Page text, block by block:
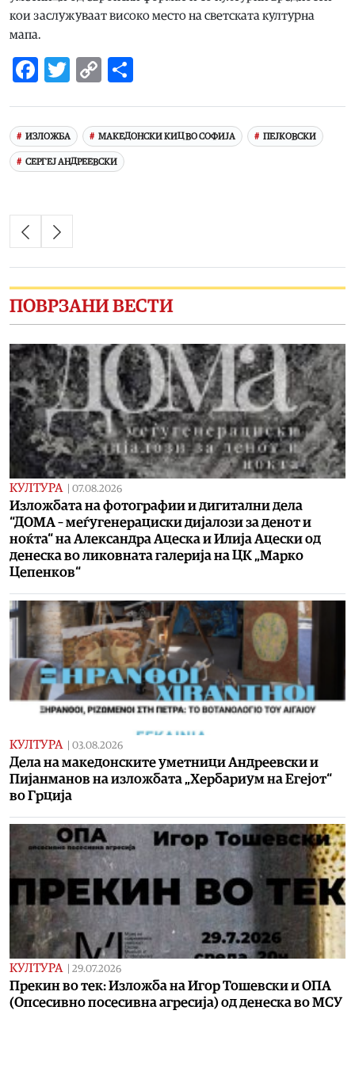
кои заслужуваат високо место на светската културна
мапа.
Facebook
Twitter
Copy
ИЗЛОЖБА МАКЕДОНСКИ КИЦ ВО СОФИЈА ПЕЈКОВСКИ
СЕРГЕЈ АНДРЕЕВСКИ
ПОВРЗАНИ ВЕСТИ
КУЛТУРА 07.08.2026
Изложбата на фотографии и дигитални дела
“ДОМА – меѓугенерациски дијалози за денот и
ноќта“ на Александра Ацеска и Илија Ацески од
денеска во ликовната галерија на ЦК „Марко
Цепенков“
КУЛТУРА 03.08.2026
Дела на македонските уметници Андреевски и
Пијанманов на изложбата „Хербариум на Егејот“
во Грција
КУЛТУРА 29.07.2026
Прекин во тек: Изложба на Игор Тошевски и ОПА
(Опсесивно посесивна агресија) од денеска во МСУ